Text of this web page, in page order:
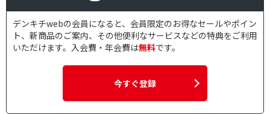
デンキチwebの会員になると、会員限定のお得なセールやポイン
ト、新商品のご案内、その他便利なサービスなどの特典をご利用
いただけます。入会費・年会費は無料です。
今すぐ登録